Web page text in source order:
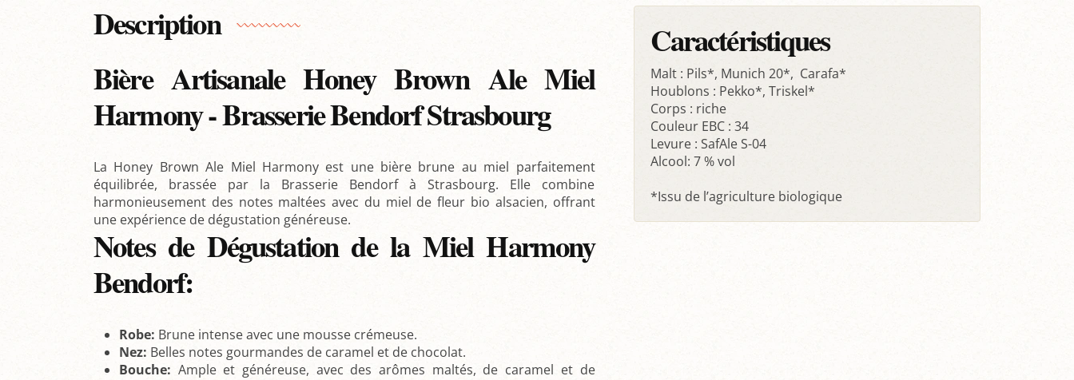
Description
Bière Artisanale Honey Brown Ale Miel
Harmony - Brasserie Bendorf Strasbourg
La Honey Brown Ale Miel Harmony est une bière brune au miel parfaitement
équilibrée, brassée par la Brasserie Bendorf à Strasbourg. Elle combine
harmonieusement des notes maltées avec du miel de fleur bio alsacien, offrant
une expérience de dégustation généreuse.
Notes de Dégustation de la Miel Harmony
Bendorf:
Robe: Brune intense avec une mousse crémeuse.
Nez: Belles notes gourmandes de caramel et de chocolat.
Bouche: Ample et généreuse, avec des arômes maltés, de caramel et de
Caractéristiques
Malt : Pils*, Munich 20*, Carafa*
Houblons : Pekko*, Triskel*
Corps : riche
Couleur EBC : 34
Levure : SafAle S-04
Alcool: 7 % vol
*Issu de l’agriculture biologique